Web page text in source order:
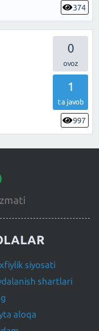
374
0
1
ta javob
997
siyosati
shartlari
aloqa